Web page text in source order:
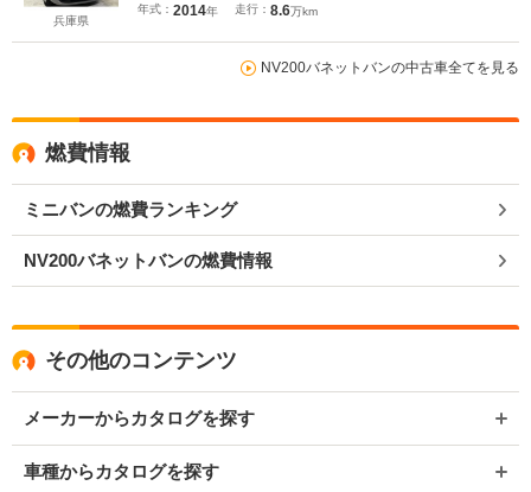
兵庫県
年式： 2014年
走行： 8.6万km
NV200バネットバンの中古車全てを見る
燃費情報
ミニバンの燃費ランキング
NV200バネットバンの燃費情報
その他のコンテンツ
メーカーからカタログを探す
車種からカタログを探す